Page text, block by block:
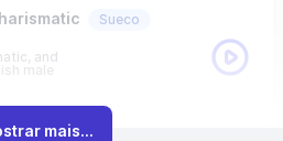
Sueco
and
male
mais...